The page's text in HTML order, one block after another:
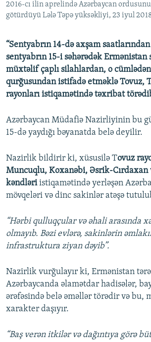
İZ - MƏDƏNIYYƏT PROQRAMI
MATERIALLARIMIZDAN ISTIFADƏ
BIZIMLƏ ƏLAQƏ
XƏBƏR BÜLLETENLƏRIMIZ
2016-cı ilin aprelində Azərbaycan
götürdüyü Lələ Təpə yüksəkliyi, 23 iyul
“Sentyabrın 14-də axşam
sentyabrın 15-i səhərədək Ermənistan
müxtəlif çaplı silahlardan, o
qurğusundan istifadə etməklə Tovuz,
rayonları istiqamətində təxribat
Azərbaycan Müdafiə Nazirliyinin bu
15-də yaydığı bəyanatda belə deyilir.
Nazirlik bildirir ki, xüsusilə Tovuz
Muncuqlu, Koxanəbi, Əsrik-Cırdaxan
kəndləriistiqamətində yerləşən
mövqeləri və dinc sakinlər atəşə
“Hərbi qulluqçular və əhali arasında
olmayıb. Bəzi evlərə, sakinlərin
infrastruktura ziyan dəyib”.
Nazirlik vurğulayır ki, Ermənistan
Azərbaycanda əlamətdar hadisələr,
ərəfəsində belə əməllər törədir və bu,
xarakter daşıyır.
“Baş verən itkilər və dağıntıya görə